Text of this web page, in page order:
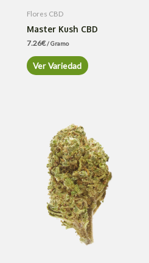
Flores CBD
Master Kush CBD
7.26€/ Gramo
Ver Variedad